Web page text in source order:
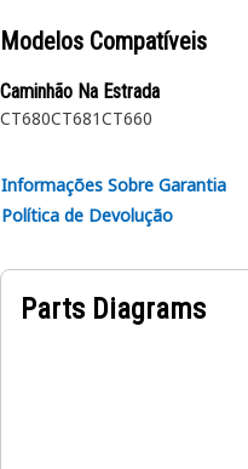
Modelos Compatíveis
Caminhão Na Estrada
CT680CT681CT660
Informações Sobre Garantia
Política de Devolução
Parts Diagrams